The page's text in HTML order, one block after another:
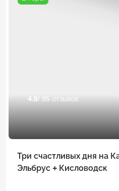
4.8/ 85 отзывов
Три счастливых дня на
Эльбрус + Кисловодск